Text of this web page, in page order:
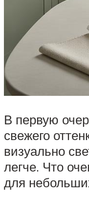
В первую
свежего
визуально
легче. Что
для